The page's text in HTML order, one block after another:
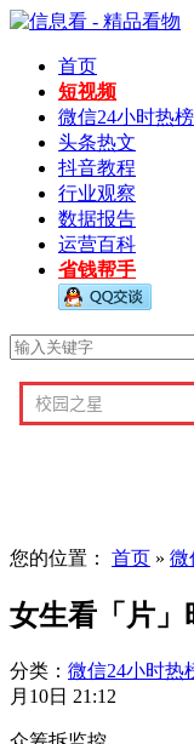
首页
短视频
微信24小时热榜
头条热文
抖音教程
行业观察
数据报告
运营百科
省钱帮手
您的位置： 首页 » 微
女生看「片」
分类： 微信24小时热
月10日 21:12